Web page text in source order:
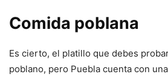
Comida poblana
Es cierto, el platillo que debes
poblano, pero Puebla cuenta con